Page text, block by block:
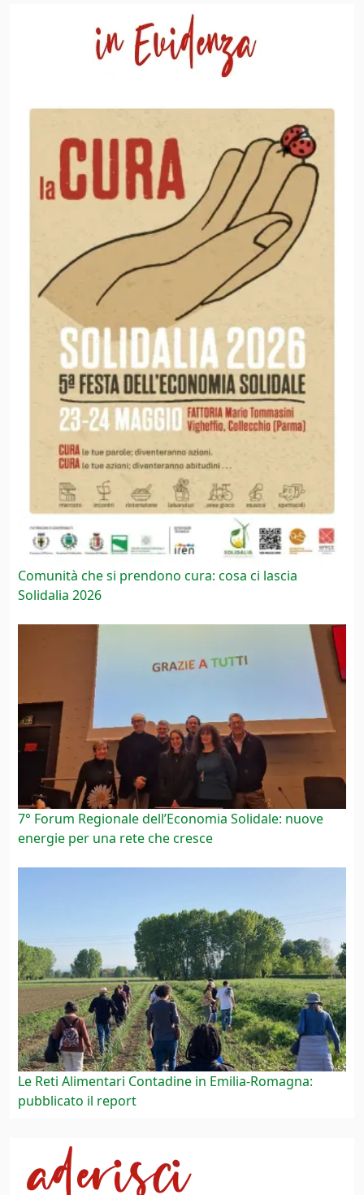
Comunità che si prendono cura: cosa ci lascia
Solidalia 2026
7° Forum Regionale dell’Economia Solidale: nuove
energie per una rete che cresce
Le Reti Alimentari Contadine in Emilia-Romagna:
pubblicato il report